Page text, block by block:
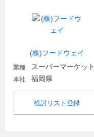
(株)フードウェイ
業種 スーパーマーケット
本社 福岡県
検討リスト登録